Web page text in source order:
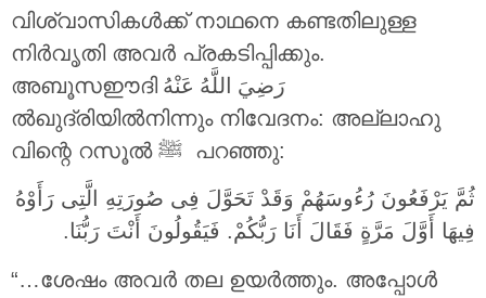
വിശ്വാസികൾക്ക് നാഥനെ കണ്ടതിലുള്ള
നിർവൃതി അവർ പ്രകടിപ്പിക്കും.
അബൂസഈദി رَضِيَ اللَّهُ عَنْهُ
ൽഖുദ്രിയിൽനിന്നും നിവേദനം: അല്ലാഹു
വിന്റെ റസൂൽ ‎ﷺ പറഞ്ഞു:
ثُمَّ يَرْفَعُونَ رُءُوسَهُمْ وَقَدْ تَحَوَّلَ فِى صُورَتِهِ الَّتِى رَأَوْهُ
فِيهَا أَوَّلَ مَرَّةٍ فَقَالَ أَنَا رَبُّكُمْ. فَيَقُولُونَ أَنْتَ رَبُّنَا.
“…ശേഷം അവർ തല ഉയർത്തും. അപ്പോൾ